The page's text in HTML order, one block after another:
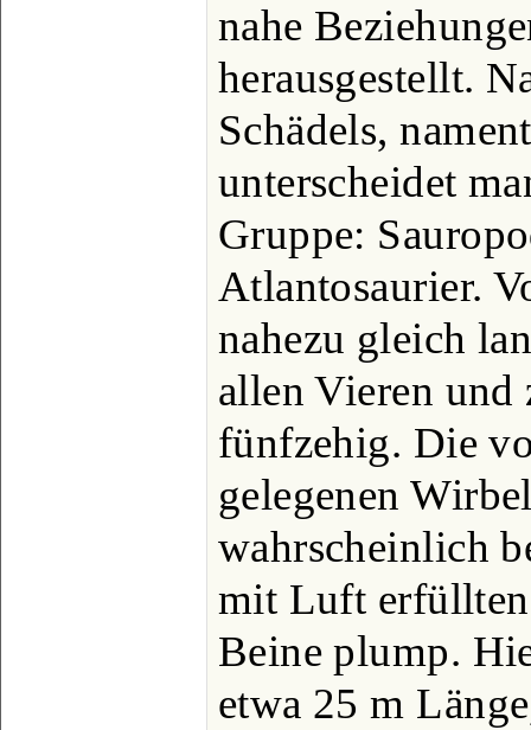
nahe
herausgestellt.
Schädels,
unterscheidet
Gruppe:
Atlantosaurier.
nahezu gleich
allen Vieren und
fünfzehig. Die
gelegenen
wahrscheinlich
mit Luft
Beine plump.
etwa 25 m